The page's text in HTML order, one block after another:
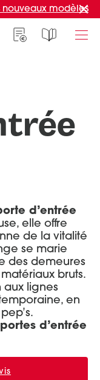
nouveaux modèles
d’entrée
elle offre
de la vitalité
se marie
des demeures
bruts.
aux lignes
en
portes d’entrée